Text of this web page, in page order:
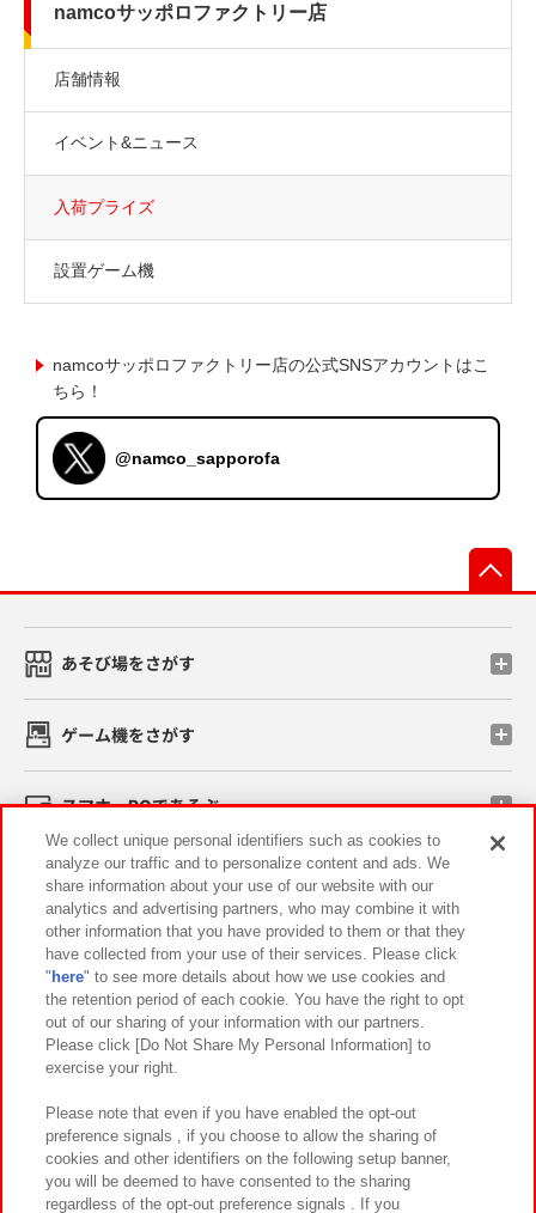
namcoサッポロファクトリー店
店舗情報
イベント&ニュース
入荷プライズ
設置ゲーム機
namcoサッポロファクトリー店の公式SNSアカウントはこ
ちら！
@namco_sapporofa
あそび場をさがす
ゲーム機をさがす
スマホ・PCであそぶ
イベント・キャンペーン
関連会社 サステナビリティ サイトポリシー
プライバシーポリシー ウェブアクセシビリティ方針と検証結果
お取引先さまとともに
カスタマーハラスメント対応方針 よくあるご質問・お問い合わせ
We collect unique personal identifiers such as cookies to
analyze our traffic and to personalize content and ads. We
share information about your use of our website with our
analytics and advertising partners, who may combine it with
other information that you have provided to them or that they
have collected from your use of their services. Please click
" here" to see more details about how we use cookies and
the retention period of each cookie. You have the right to opt
out of our sharing of your information with our partners.
Please click [Do Not Share My Personal Information] to
exercise your right.
Please note that even if you have enabled the opt-out
preference signals , if you choose to allow the sharing of
cookies and other identifiers on the following setup banner,
you will be deemed to have consented to the sharing
regardless of the opt-out preference signals . If you